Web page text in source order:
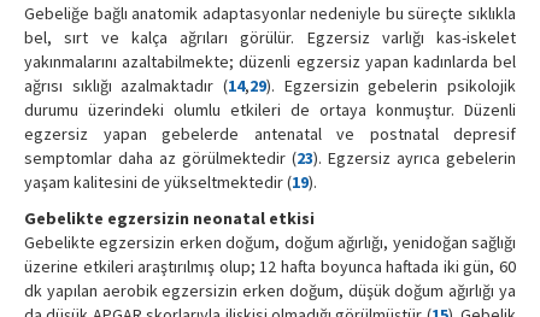
Gebeliğe bağlı anatomik adaptasyonlar nedeniyle bu süreçte sıklıkla
bel, sırt ve kalça ağrıları görülür. Egzersiz varlığı kas-iskelet
yakınmalarını azaltabilmekte; düzenli egzersiz yapan kadınlarda bel
ağrısı sıklığı azalmaktadır (14,29). Egzersizin gebelerin psikolojik
durumu üzerindeki olumlu etkileri de ortaya konmuştur. Düzenli
egzersiz yapan gebelerde antenatal ve postnatal depresif
semptomlar daha az görülmektedir (23). Egzersiz ayrıca gebelerin
yaşam kalitesini de yükseltmektedir (19).
Gebelikte egzersizin neonatal etkisi
Gebelikte egzersizin erken doğum, doğum ağırlığı, yenidoğan sağlığı
üzerine etkileri araştırılmış olup; 12 hafta boyunca haftada iki gün, 60
dk yapılan aerobik egzersizin erken doğum, düşük doğum ağırlığı ya